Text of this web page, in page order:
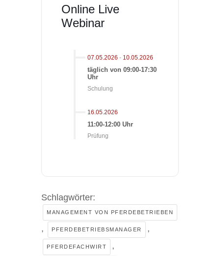
Online Live
Webinar
07.05.2026 - 10.05.2026
täglich von 09:00-17:30
Uhr
Schulung
16.05.2026
11:00-12:00 Uhr
Prüfung
Schlagwörter:
MANAGEMENT VON PFERDEBETRIEBEN
, PFERDEBETRIEBSMANAGER ,
PFERDEFACHWIRT ,